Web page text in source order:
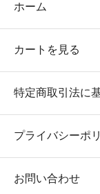
ホーム
カートを見る
特定商取引法に
プライバシーポ
お問い合わせ